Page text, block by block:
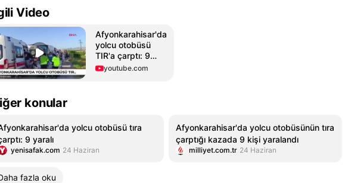
Video
Afyonkarahisar'da
yolcu otobüsü
TIR'a çarptı: 9
yaralı
youtube.com
konular
yolcu otobüsü tıra
9 yaralı
yenisafak.com 24 Haziran
Afyonkarahisar'da yolcu otobüsünün tıra
çarptığı kazada 9 kişi yaralandı
milliyet.com.tr 24 Haziran
fazla oku